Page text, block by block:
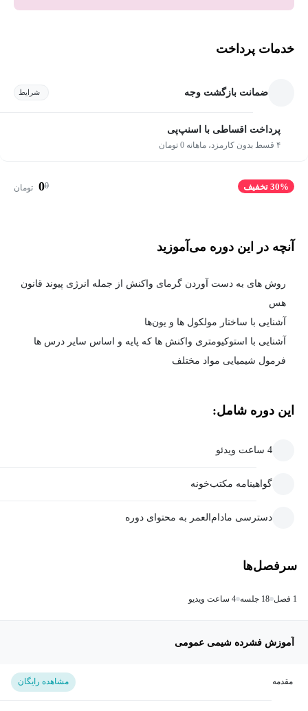
خدمات پرداخت
ضمانت بازگشت وجه شرایط
پرداخت اقساطی با اسنپ‌پی
۴ قسط بدون کارمزد، ماهانه 0 تومان
30% تخفیف 0
0 تومان
آنچه در این دوره می‌آموزید
روش های به دست آوردن گرمای واکنش از جمله انرژی پیوند قانون
هس
آشنایی با ساختار مولکول ها و یون‌ها
آشنایی با استوکیومتری واکنش ها که پایه و اساس سایر درس ها
فرمول شیمیایی مواد مختلف
این دوره شامل:
4 ساعت ویدئو
گواهینامه مکتب‌خونه
دسترسی مادام‌العمر به محتوای دوره
سرفصل‌ها
1 فصل 18 جلسه 4 ساعت ویدیو
آموزش فشرده شیمی عمومی
مقدمه مشاهده رایگان